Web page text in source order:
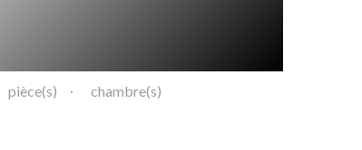
pièce(s)
chambre(s)